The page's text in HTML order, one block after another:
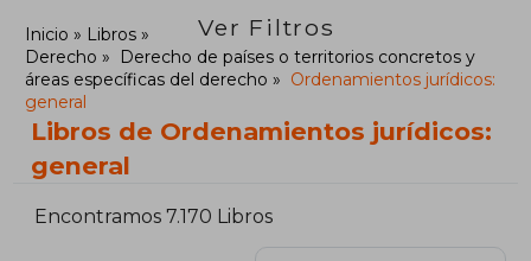
Ver Filtros
Inicio
Libros
Derecho
Derecho de países o territorios concretos y
áreas específicas del derecho
Ordenamientos jurídicos:
general
Libros de Ordenamientos jurídicos:
general
Encontramos 7.170 Libros